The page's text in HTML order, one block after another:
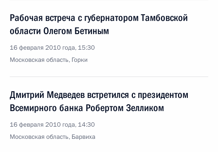
Рабочая встреча с губернатором Тамбовской
области Олегом Бетиным
16 февраля 2010 года, 15:30
Московская область, Горки
Дмитрий Медведев встретился с президентом
Всемирного банка Робертом Зелликом
16 февраля 2010 года, 14:30
Московская область, Барвиха